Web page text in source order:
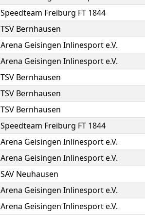
Speedteam Freiburg FT 1844
TSV Bernhausen
Arena Geisingen Inlinesport e.V.
Arena Geisingen Inlinesport e.V.
TSV Bernhausen
TSV Bernhausen
TSV Bernhausen
Speedteam Freiburg FT 1844
Arena Geisingen Inlinesport e.V.
Arena Geisingen Inlinesport e.V.
SAV Neuhausen
Arena Geisingen Inlinesport e.V.
Arena Geisingen Inlinesport e.V.